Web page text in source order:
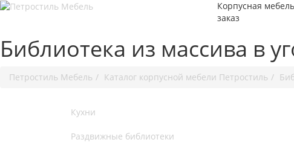
Корпусная
заказ
Библиотека из массива в
Петростиль Мебель Каталог корпусной мебели Петростиль
Кухни
Раздвижные библиотеки